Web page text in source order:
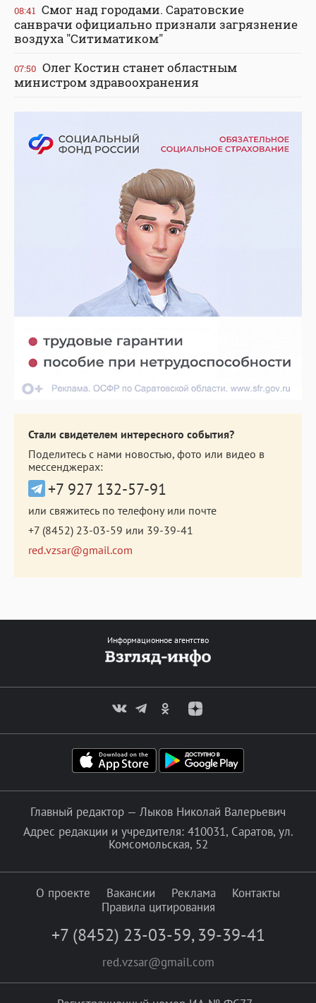
08:41 Смог над городами. Саратовские
санврачи официально признали загрязнение
воздуха "Ситиматиком"
07:50 Олег Костин станет областным
министром здравоохранения
Стали свидетелем интересного события?
Поделитесь с нами новостью, фото или видео в
мессенджерах:
+7 927 132-57-91
или свяжитесь по телефону или почте
+7 (8452) 23-03-59 или 39-39-41
red.vzsar@gmail.com
Информационное агентство
Главный редактор — Лыков Николай Валерьевич
Адрес редакции и учредителя: 410031, Саратов, ул.
Комсомольская, 52
О проекте Вакансии Реклама
Контакты
Правила цитирования
+7 (8452) 23-03-59, 39-39-41
red.vzsar@gmail.com